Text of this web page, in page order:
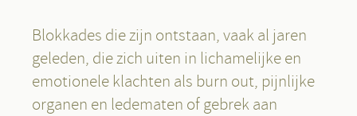
Blokkades die zijn ontstaan, vaak al jaren
geleden, die zich uiten in lichamelijke en
emotionele klachten als burn out, pijnlijke
organen en ledematen of gebrek aan